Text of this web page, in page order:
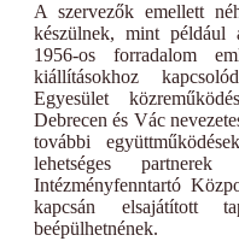
A szervezők emellett
készülnek, mint például
1956-os forradalom
kiállításokhoz
Egyesület
Debrecen és Vác
további
lehetséges
Intézményfenntartó
kapcsán elsajátított
beépülhetnének.